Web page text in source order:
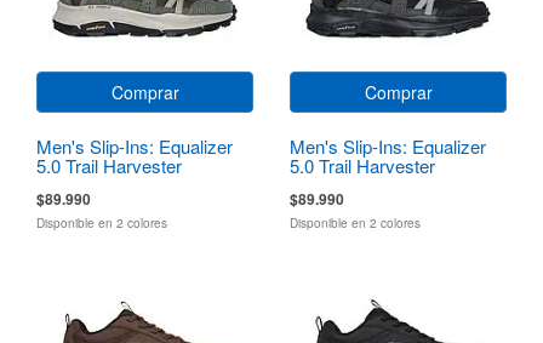
Comprar
Men's Slip-Ins: Equalizer
5.0 Trail Harvester
$89.990
Disponible en 2 colores
Comprar
Men's Slip-Ins: Equalizer
5.0 Trail Harvester
$89.990
Disponible en 2 colores